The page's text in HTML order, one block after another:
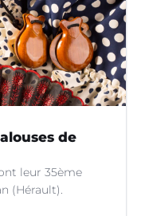
de
leur 35ème
(Hérault).